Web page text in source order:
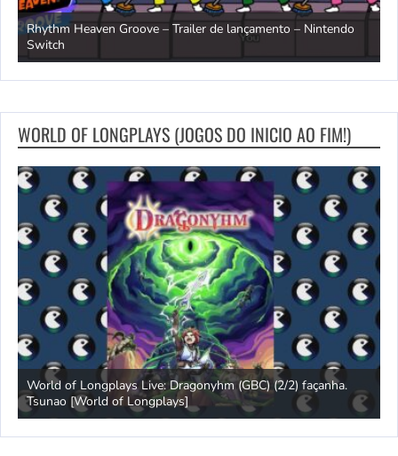
Rhythm Heaven Groove – Trailer de lançamento – Nintendo
Switch
WORLD OF LONGPLAYS (JOGOS DO INICIO AO FIM!)
World of Longplays Live: Dragonyhm (GBC) (2/2) façanha.
Tsunao [World of Longplays]